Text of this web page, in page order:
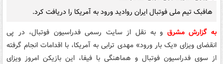
هافبک تیم ملی فوتبال ایران روادید ورود به آمریکا را دریافت کرد.
به گزارش مشرق و به نقل از سایت رسمی فدراسیون فوتبال، در پی
انقضای ویزای «یک بار ورود» مهدی ترابی به آمریکا، با اقدامات انجام گرفته
از سوی فدراسیون فوتبال و هماهنگی با فیفا، این بازیکن امروز ویزای